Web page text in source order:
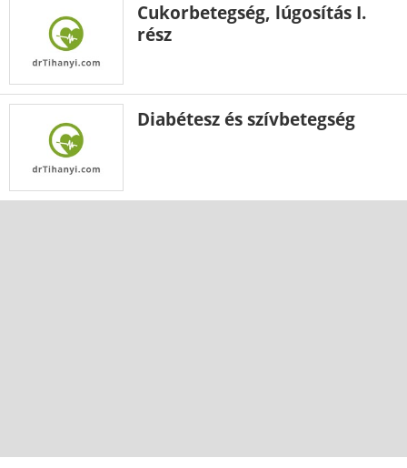
Cukorbetegség, lúgosítás I.
rész
Diabétesz és szívbetegség